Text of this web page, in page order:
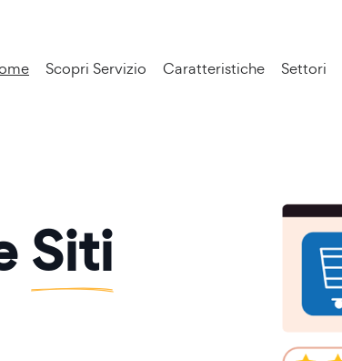
Scopri Servizio Caratteristiche Settori
Siti